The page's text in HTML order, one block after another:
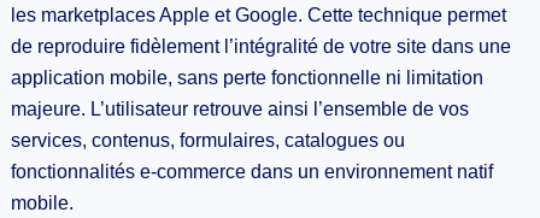
les marketplaces Apple et Google. Cette technique permet
de reproduire fidèlement l’intégralité de votre site dans une
application mobile, sans perte fonctionnelle ni limitation
majeure. L’utilisateur retrouve ainsi l’ensemble de vos
services, contenus, formulaires, catalogues ou
fonctionnalités e-commerce dans un environnement natif
mobile.